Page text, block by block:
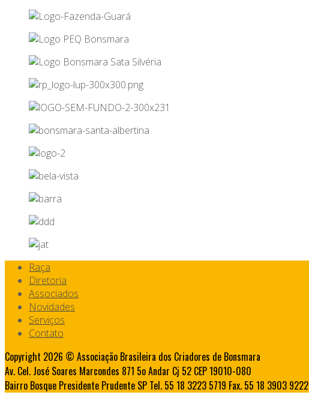
Raça
Diretoria
Associados
Novidades
Serviços
Contato
Copyright 2026 © Associação Brasileira dos Criadores de Bonsmara
Av. Cel. José Soares Marcondes 871 5o Andar Cj 52 CEP 19010-080
Bairro Bosque Presidente Prudente SP Tel. 55 18 3223 5719 Fax. 55 18 3903 9222